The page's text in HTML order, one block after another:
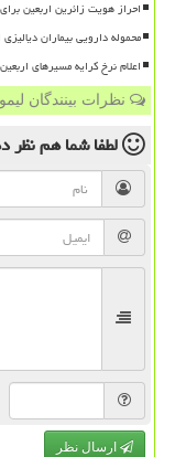
احراز هویت زائرین اربعین
محموله دارویی بیماران
اعلام نرخ کرایه مسیرهای
نظرات بینندگان
لطفا شما همنظر
ارسال نظر